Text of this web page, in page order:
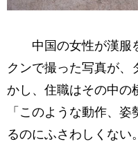
中国の女性が漢服を
クンで撮った写真が、
かし、住職はその中の
「このような動作、
るのにふさわしくない